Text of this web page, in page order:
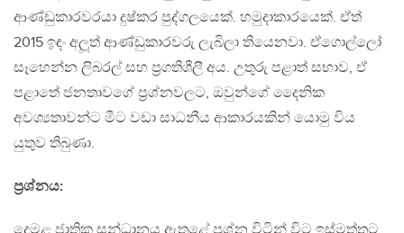
ආණ්ඩුකාරවරයා දුෂ්කර පුද්ගලයෙක්. හමුදාකාරයෙක්. ඒත්
2015 ඉඳං අලූත් ආණ්ඩුකාරවරු ලැබිලා තියෙනවා. ඒගොල්ලෝ
සෑහෙන්න ලිබරල් සහ ප‍්‍රගතිශීලී අය. උතුරු පළාත් සභාව, ඒ
පළාතේ ජනතාවගේ ප‍්‍රශ්නවලට, ඔවුන්ගේ දෛනික
අවශ්‍යතාවන්ට මීට වඩා සාධනීය ආකාරයකින් යොමු විය
යුතුව තිබුණා.
ප‍්‍රශ්නය:
දෙමළ ජාතික සන්ධානය ඇතුළේ ප‍්‍රශ්න විටින් විට ඉස්මත්තට